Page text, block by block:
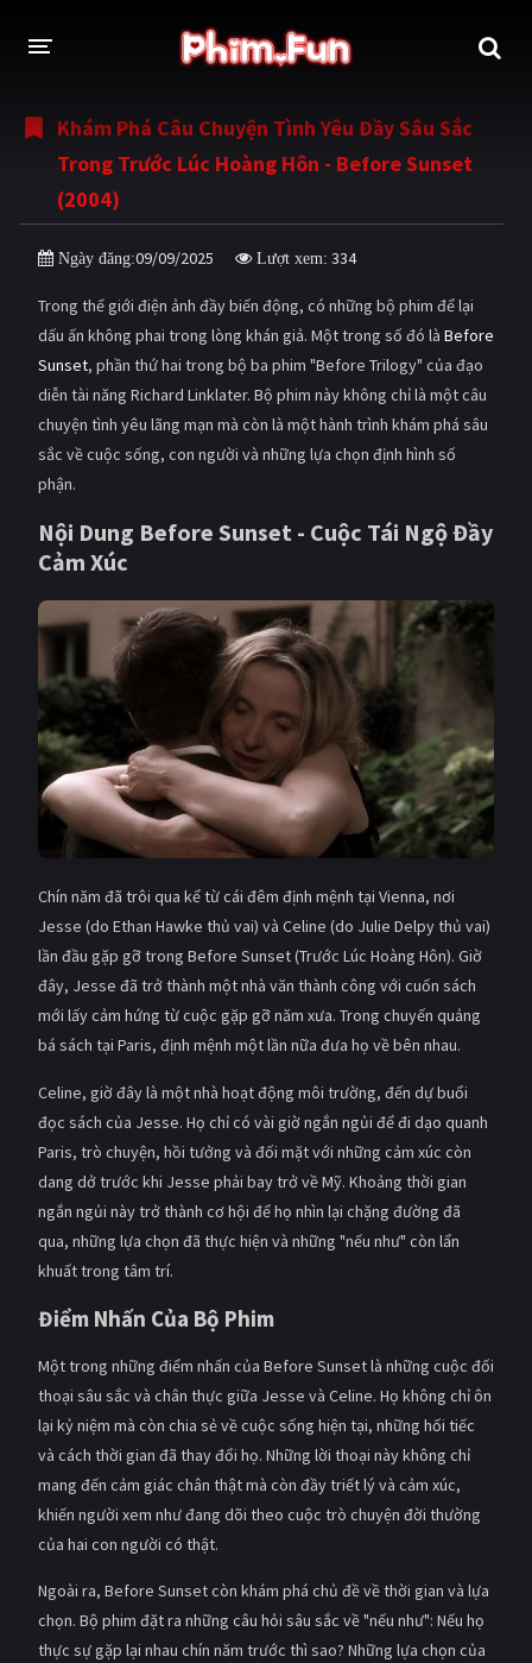
THỂ LOẠI
Thần thoại - Cổ trang
Kinh dị Tội phạm - Hình sự
Phiêu lưu
Viễn tưởng Khoa học - Tài liệu
Hoạt hình
Tình cảm - Lãng mạn Kỳ ảo
Giật gân
Bí ẩn Lịch sử
Tiểu sử
GameShow DramaTV
QUỐC GIA
Âu - Mỹ Trung Quốc - Hồng Kông
Ấn Độ Việt Nam
Tổng hợp
CẬP NHẬT
PHIM MỚI
PHIM BỘ
PHIM LẺ
PHIM CHIẾU RẠP
TUYỂN TẬP PHIM
BLOG
Khám Phá Câu Chuyện Tình Yêu Đầy Sâu Sắc
Trong Trước Lúc Hoàng Hôn - Before Sunset
(2004)
Ngày đăng:09/09/2025 Lượt xem: 334
Trong thế giới điện ảnh đầy biến động, có những bộ phim để lại
dấu ấn không phai trong lòng khán giả. Một trong số đó là Before
Sunset, phần thứ hai trong bộ ba phim "Before Trilogy" của đạo
diễn tài năng Richard Linklater. Bộ phim này không chỉ là một câu
chuyện tình yêu lãng mạn mà còn là một hành trình khám phá sâu
sắc về cuộc sống, con người và những lựa chọn định hình số
phận.
Nội Dung Before Sunset - Cuộc Tái Ngộ Đầy
Cảm Xúc
Chín năm đã trôi qua kể từ cái đêm định mệnh tại Vienna, nơi
Jesse (do Ethan Hawke thủ vai) và Celine (do Julie Delpy thủ vai)
lần đầu gặp gỡ trong Before Sunset (Trước Lúc Hoàng Hôn). Giờ
đây, Jesse đã trở thành một nhà văn thành công với cuốn sách
mới lấy cảm hứng từ cuộc gặp gỡ năm xưa. Trong chuyến quảng
bá sách tại Paris, định mệnh một lần nữa đưa họ về bên nhau.
Celine, giờ đây là một nhà hoạt động môi trường, đến dự buổi
đọc sách của Jesse. Họ chỉ có vài giờ ngắn ngủi để đi dạo quanh
Paris, trò chuyện, hồi tưởng và đối mặt với những cảm xúc còn
dang dở trước khi Jesse phải bay trở về Mỹ. Khoảng thời gian
ngắn ngủi này trở thành cơ hội để họ nhìn lại chặng đường đã
qua, những lựa chọn đã thực hiện và những "nếu như" còn lẩn
khuất trong tâm trí.
Điểm Nhấn Của Bộ Phim
Một trong những điểm nhấn của Before Sunset là những cuộc đối
thoại sâu sắc và chân thực giữa Jesse và Celine. Họ không chỉ ôn
lại kỷ niệm mà còn chia sẻ về cuộc sống hiện tại, những hối tiếc
và cách thời gian đã thay đổi họ. Những lời thoại này không chỉ
mang đến cảm giác chân thật mà còn đầy triết lý và cảm xúc,
khiến người xem như đang dõi theo cuộc trò chuyện đời thường
của hai con người có thật.
Ngoài ra, Before Sunset còn khám phá chủ đề về thời gian và lựa
chọn. Bộ phim đặt ra những câu hỏi sâu sắc về "nếu như": Nếu họ
thực sự gặp lại nhau chín năm trước thì sao? Những lựa chọn của